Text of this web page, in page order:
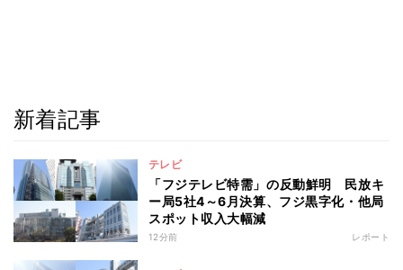
新着記事
テレビ
「フジテレビ特需」の反動鮮明 民放キ
ー局5社4～6月決算、フジ黒字化・他局
スポット収入大幅減
12分前 レポート